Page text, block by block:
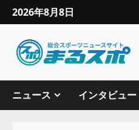
2026年8月8日
ニュース インタビュー